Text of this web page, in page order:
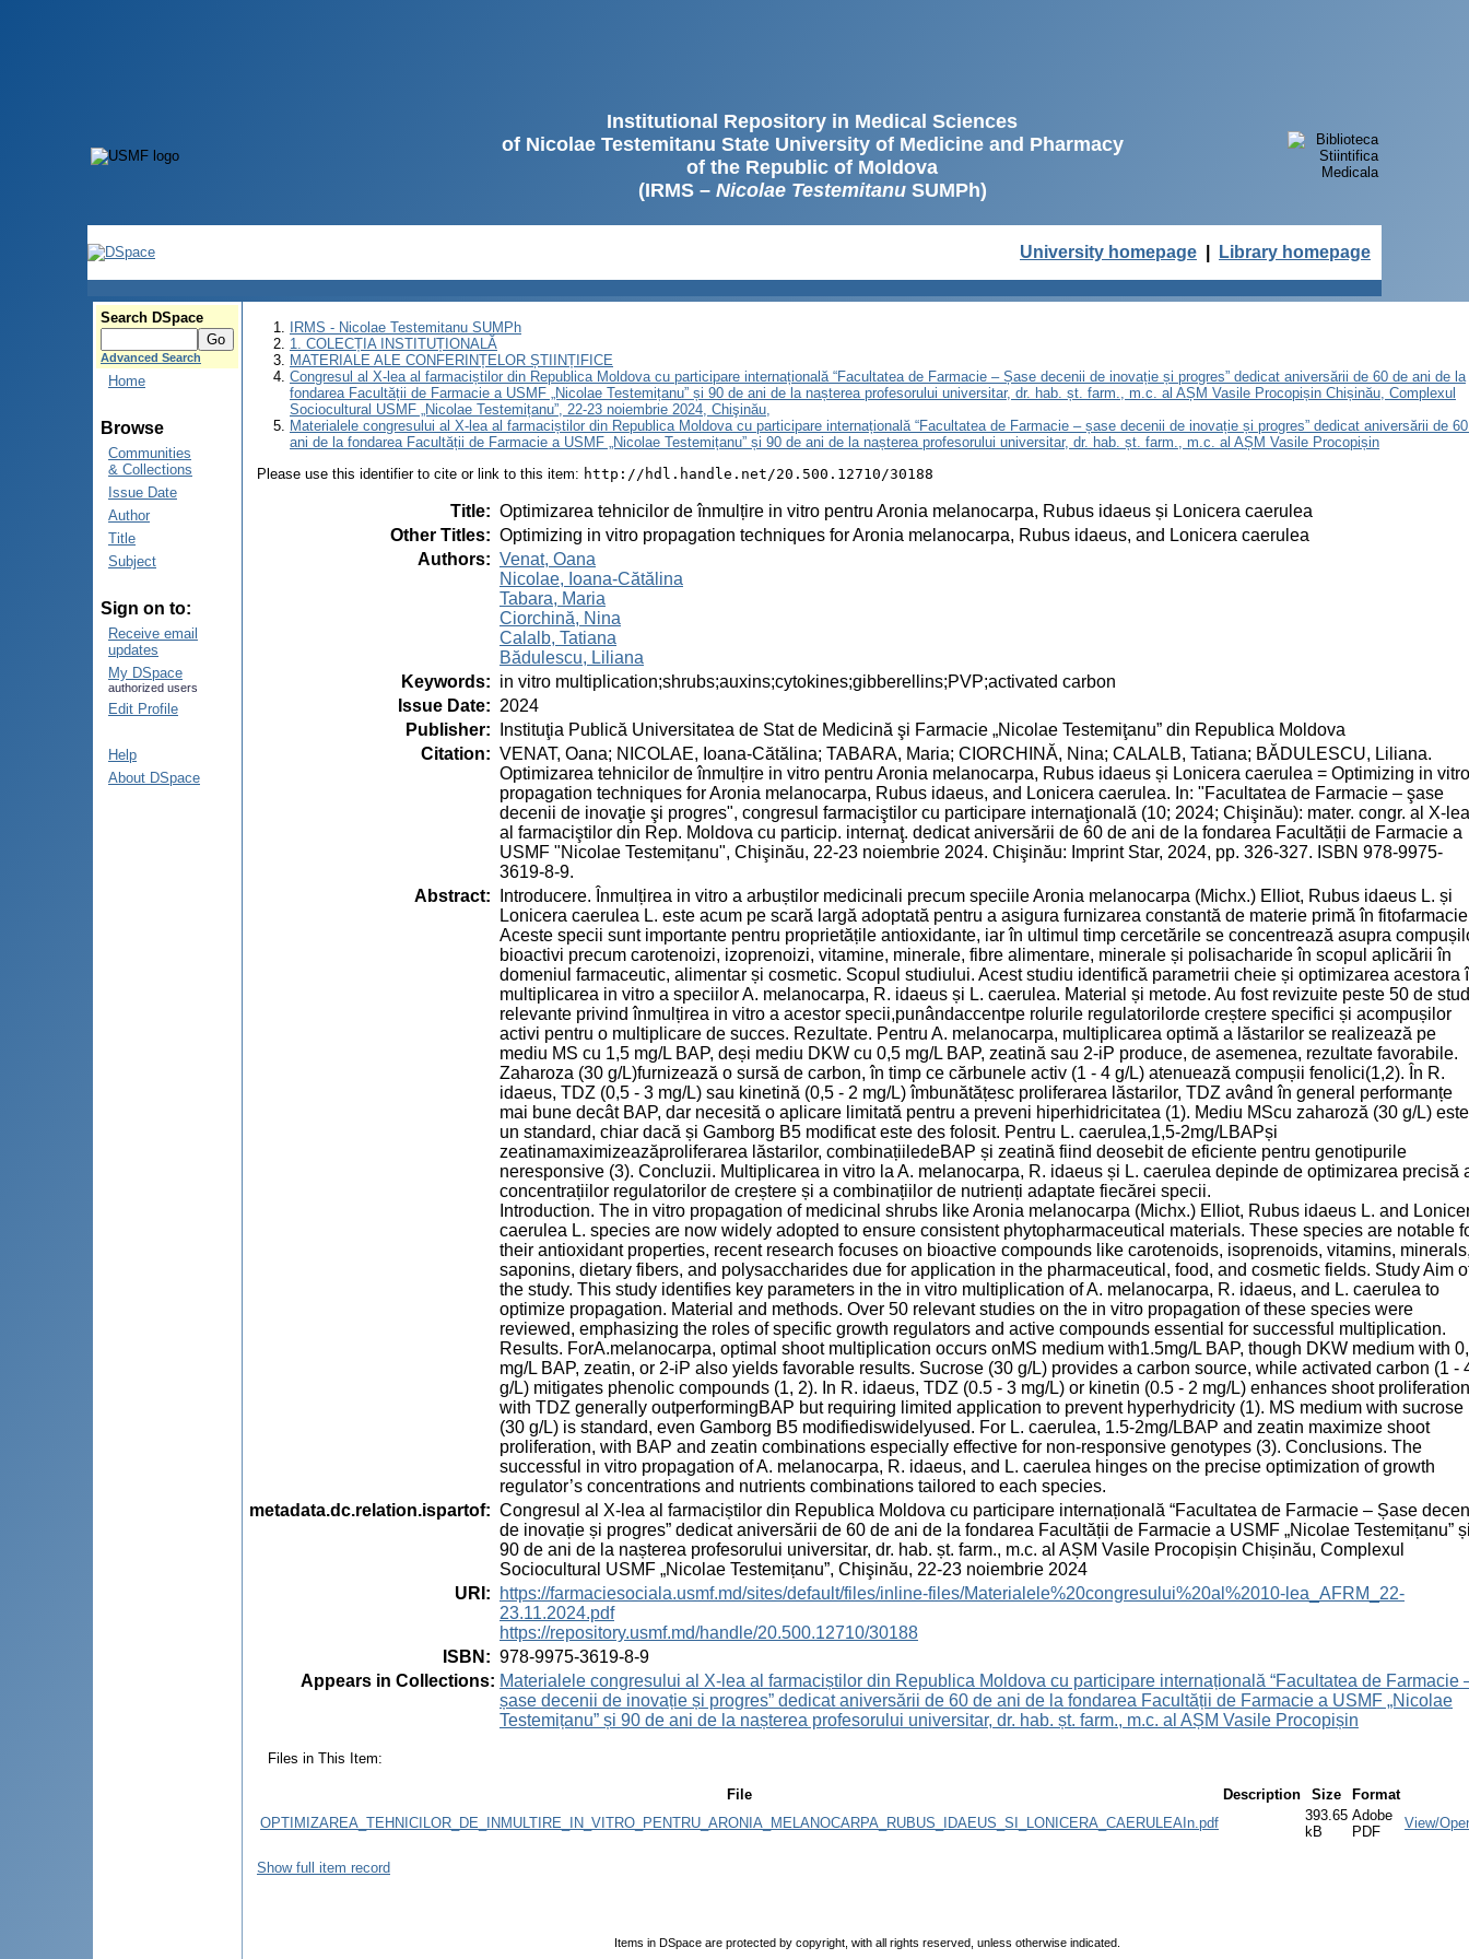
Institutional Repository in Medical Sciences
of Nicolae Testemitanu State University of Medicine and Pharmacy
of the Republic of Moldova
(IRMS – Nicolae TestemitanuSUMPh)
University homepage Library homepage
Search DSpace
Advanced Search
Home
Browse
Communities
& Collections
Issue Date
Author
Title
Subject
Sign on to:
Receive email
updates
My DSpace
authorized users
Edit Profile
Help
About DSpace
IRMS - Nicolae Testemitanu SUMPh
1. COLECȚIA INSTITUȚIONALĂ
MATERIALE ALE CONFERINȚELOR ȘTIINȚIFICE
Congresul al X-lea al farmaciștilor din Republica Moldova cu participare internațională “Facultatea de Farmacie – Șase decenii de inovație și progres” dedicat aniversării de 60 de ani de la
fondarea Facultății de Farmacie a USMF „Nicolae Testemițanu” și 90 de ani de la nașterea profesorului universitar, dr. hab. șt. farm., m.c. al AȘM Vasile Procopișin Chișinău, Complexul
Sociocultural USMF „Nicolae Testemițanu”, 22-23 noiembrie 2024, Chişinău,
Materialele congresului al X-lea al farmaciștilor din Republica Moldova cu participare internațională “Facultatea de Farmacie – șase decenii de inovație și progres” dedicat aniversării de
ani de la fondarea Facultății de Farmacie a USMF „Nicolae Testemițanu” și 90 de ani de la nașterea profesorului universitar, dr. hab. șt. farm., m.c. al AȘM Vasile Procopișin
Please use this identifier to cite or link to this item: http://hdl.handle.net/20.500.12710/30188
Title: Optimizarea tehnicilor de înmulțire in vitro pentru Aronia melanocarpa, Rubus idaeus și Lonicera caerulea
Other Titles: Optimizing in vitro propagation techniques for Aronia melanocarpa, Rubus idaeus, and Lonicera caerulea
Authors: Venat, Oana
Nicolae, Ioana-Cătălina
Tabara, Maria
Ciorchină, Nina
Calalb, Tatiana
Bădulescu, Liliana
Keywords: in vitro multiplication;shrubs;auxins;cytokines;gibberellins;PVP;activated carbon
Issue Date: 2024
Publisher:
Instituţia Publică Universitatea de Stat de Medicină şi Farmacie „Nicolae Testemiţanu” din Republica Moldova
Citation: VENAT, Oana; NICOLAE, Ioana-Cătălina; TABARA, Maria; CIORCHINĂ, Nina; CALALB, Tatiana; BĂDULESCU, Liliana.
Optimizarea tehnicilor de înmulțire in vitro pentru Aronia melanocarpa, Rubus idaeus și Lonicera caerulea = Optimizing in vitro
propagation techniques for Aronia melanocarpa, Rubus idaeus, and Lonicera caerulea. In: "Facultatea de Farmacie – şase
decenii de inovaţie şi progres", congresul farmaciştilor cu participare internaţională (10; 2024; Chişinău): mater. congr. al X-lea
al farmaciştilor din Rep. Moldova cu particip. internaţ. dedicat aniversării de 60 de ani de la fondarea Facultății de Farmacie a
USMF "Nicolae Testemițanu", Chişinău, 22-23 noiembrie 2024. Chişinău: Imprint Star, 2024, pp. 326-327. ISBN 978-9975-
3619-8-9.
Abstract:
Introducere. Înmulțirea in vitro a arbuștilor medicinali precum speciile Aronia melanocarpa (Michx.) Elliot, Rubus idaeus L. și
Lonicera caerulea L. este acum pe scară largă adoptată pentru a asigura furnizarea constantă de materie primă în
Aceste specii sunt importante pentru proprietățile antioxidante, iar în ultimul timp cercetările se concentrează asupra
bioactivi precum carotenoizi, izoprenoizi, vitamine, minerale, fibre alimentare, minerale și polisacharide în scopul aplicării în
domeniul farmaceutic, alimentar și cosmetic. Scopul studiului. Acest studiu identifică parametrii cheie și optimizarea acestora
multiplicarea in vitro a speciilor A. melanocarpa, R. idaeus și L. caerulea. Material și metode. Au fost revizuite peste 50 de
relevante privind înmulțirea in vitro a acestor specii,punândaccentpe rolurile regulatorilorde creștere specifici și acompușilor
activi pentru o multiplicare de succes. Rezultate. Pentru A. melanocarpa, multiplicarea optimă a lăstarilor se realizează pe
mediu MS cu 1,5 mg/L BAP, deși mediu DKW cu 0,5 mg/L BAP, zeatină sau 2-iP produce, de asemenea, rezultate favorabile.
Zaharoza (30 g/L)furnizează o sursă de carbon, în timp ce cărbunele activ (1 - 4 g/L) atenuează compușii fenolici(1,2). În R.
idaeus, TDZ (0,5 - 3 mg/L) sau kinetină (0,5 - 2 mg/L) îmbunătățesc proliferarea lăstarilor, TDZ având în general performanțe
mai bune decât BAP, dar necesită o aplicare limitată pentru a preveni hiperhidricitatea (1). Mediu MScu zaharoză (30 g/L) este
un standard, chiar dacă și Gamborg B5 modificat este des folosit. Pentru L. caerulea,1,5-2mg/LBAPși
zeatinamaximizeazăproliferarea lăstarilor, combinațiiledeBAP și zeatină fiind deosebit de eficiente pentru genotipurile
neresponsive (3). Concluzii. Multiplicarea in vitro la A. melanocarpa, R. idaeus și L. caerulea depinde de optimizarea precisă
concentrațiilor regulatorilor de creștere și a combinațiilor de nutrienți adaptate fiecărei specii.
Introduction. The in vitro propagation of medicinal shrubs like Aronia melanocarpa (Michx.) Elliot, Rubus idaeus L. and
caerulea L. species are now widely adopted to ensure consistent phytopharmaceutical materials. These species are notable
their antioxidant properties, recent research focuses on bioactive compounds like carotenoids, isoprenoids, vitamins,
saponins, dietary fibers, and polysaccharides due for application in the pharmaceutical, food, and cosmetic fields. Study Aim
the study. This study identifies key parameters in the in vitro multiplication of A. melanocarpa, R. idaeus, and L. caerulea to
optimize propagation. Material and methods. Over 50 relevant studies on the in vitro propagation of these species were
reviewed, emphasizing the roles of specific growth regulators and active compounds essential for successful multiplication.
Results. ForA.melanocarpa, optimal shoot multiplication occurs onMS medium with1.5mg/L BAP, though DKW medium with
mg/L BAP, zeatin, or 2-iP also yields favorable results. Sucrose (30 g/L) provides a carbon source, while activated carbon (1 -
g/L) mitigates phenolic compounds (1, 2). In R. idaeus, TDZ (0.5 - 3 mg/L) or kinetin (0.5 - 2 mg/L) enhances shoot
with TDZ generally outperformingBAP but requiring limited application to prevent hyperhydricity (1). MS medium with sucrose
(30 g/L) is standard, even Gamborg B5 modifiediswidelyused. For L. caerulea, 1.5-2mg/LBAP and zeatin maximize shoot
proliferation, with BAP and zeatin combinations especially effective for non-responsive genotypes (3). Conclusions. The
successful in vitro propagation of A. melanocarpa, R. idaeus, and L. caerulea hinges on the precise optimization of growth
regulator’s concentrations and nutrients combinations tailored to each species.
metadata.dc.relation.ispartof: Congresul al X-lea al farmaciștilor din Republica Moldova cu participare internațională “Facultatea de Farmacie – Șase
de inovație și progres” dedicat aniversării de 60 de ani de la fondarea Facultății de Farmacie a USMF „Nicolae Testemițanu”
90 de ani de la nașterea profesorului universitar, dr. hab. șt. farm., m.c. al AȘM Vasile Procopișin Chișinău, Complexul
Sociocultural USMF „Nicolae Testemițanu”, Chişinău, 22-23 noiembrie 2024
URI :
https://farmaciesociala.usmf.md/sites/default/files/inline-files/Materialele%20congresului%20al%2010-lea_AFRM_22-
23.11.2024.pdf
https://repository.usmf.md/handle/20.500.12710/30188
ISBN : 978-9975-3619-8-9
Appears in Collections: Materialele congresului al X-lea al farmaciștilor din Republica Moldova cu participare internațională “Facultatea de Farmacie
șase decenii de inovație și progres” dedicat aniversării de 60 de ani de la fondarea Facultății de Farmacie a USMF „Nicolae
Testemițanu” și 90 de ani de la nașterea profesorului universitar, dr. hab. șt. farm., m.c. al AȘM Vasile Procopișin
Files in This Item:
File Description Size
Format
OPTIMIZAREA_TEHNICILOR_DE_INMULTIRE_IN_VITRO_PENTRU_ARONIA_MELANOCARPA_RUBUS_IDAEUS_SI_LONICERA_CAERULEAIn.pdf
393.65
kB
Adobe
PDF
View/
Show full item record
Items in DSpace are protected by copyright, with all rights reserved, unless otherwise indicated.